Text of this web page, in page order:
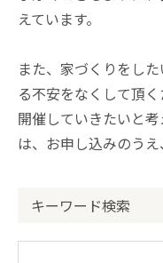
えています。
また、家づくりをし
る不安をなくして頂く
開催していきたいと
は、お申し込みのうえ
キーワード検索